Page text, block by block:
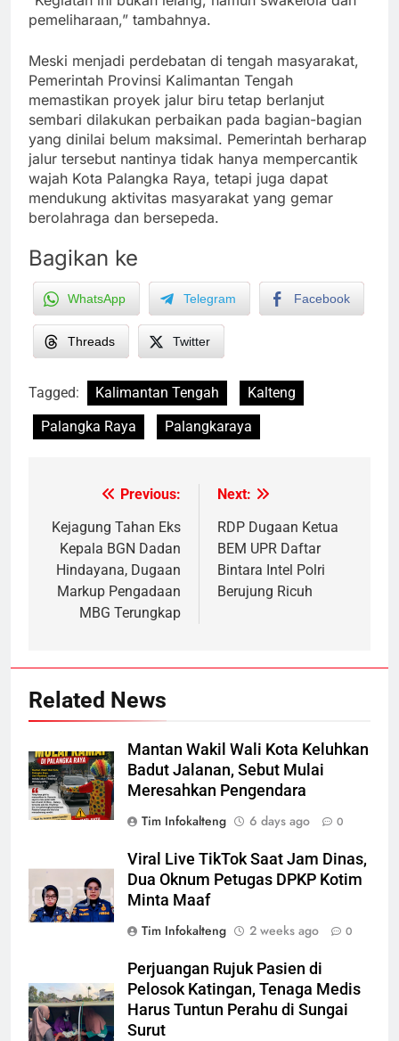
pemeliharaan,” tambahnya.
Meski menjadi perdebatan di tengah masyarakat,
Pemerintah Provinsi Kalimantan Tengah
memastikan proyek jalur biru tetap berlanjut
sembari dilakukan perbaikan pada bagian-bagian
yang dinilai belum maksimal. Pemerintah berharap
jalur tersebut nantinya tidak hanya mempercantik
wajah Kota Palangka Raya, tetapi juga dapat
mendukung aktivitas masyarakat yang gemar
berolahraga dan bersepeda.
Bagikan ke
WhatsApp Telegram Facebook
Threads Twitter
Tagged: Kalimantan Tengah
Kalteng
Palangka Raya
Palangkaraya
navigation
Previous:
Kejagung Tahan Eks
Kepala BGN Dadan
Hindayana, Dugaan
Markup Pengadaan
MBG Terungkap
Next:
RDP Dugaan Ketua
BEM UPR Daftar
Bintara Intel Polri
Berujung Ricuh
Related News
Mantan Wakil Wali Kota Keluhkan
Badut Jalanan, Sebut Mulai
Meresahkan Pengendara
Tim Infokalteng
6 days ago 0
Viral Live TikTok Saat Jam Dinas,
Dua Oknum Petugas DPKP Kotim
Minta Maaf
Tim Infokalteng
2 weeks ago 0
Perjuangan Rujuk Pasien di
Pelosok Katingan, Tenaga Medis
Harus Tuntun Perahu di Sungai
Surut